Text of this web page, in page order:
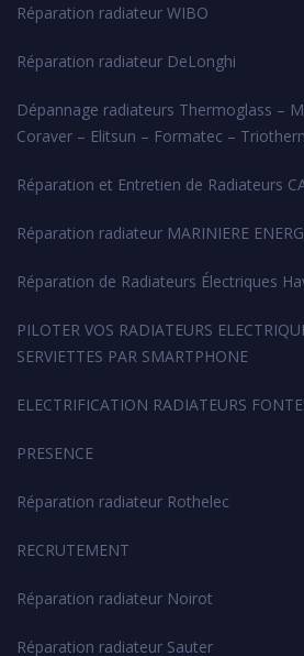
Réparation radiateur WIBO
Réparation radiateur DeLonghi
Dépannage radiateurs Thermoglass –
Coraver – Elitsun – Formatec –
Réparation et Entretien de Radiateurs
Réparation radiateur MARINIERE
Réparation de Radiateurs Électriques
PILOTER VOS RADIATEURS
SERVIETTES PAR SMARTPHONE
ELECTRIFICATION RADIATEURS
PRESENCE
Réparation radiateur Rothelec
RECRUTEMENT
Réparation radiateur Noirot
Réparation radiateur Sauter